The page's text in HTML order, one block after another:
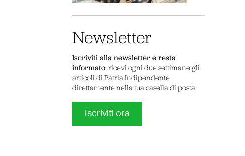
Newsletter
Iscriviti alla newsletter e resta
informato: ricevi ogni due settimane gli
articoli di Patria Indipendente
direttamente nella tua casella di posta.
Iscriviti ora